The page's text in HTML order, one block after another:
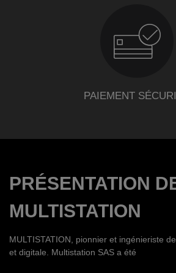
PAIEMENT
PRÉSENTATION
MULTISTATION
MULTISTATION, pionnier et ingénieriste
et digitale. Multistation SAS a été